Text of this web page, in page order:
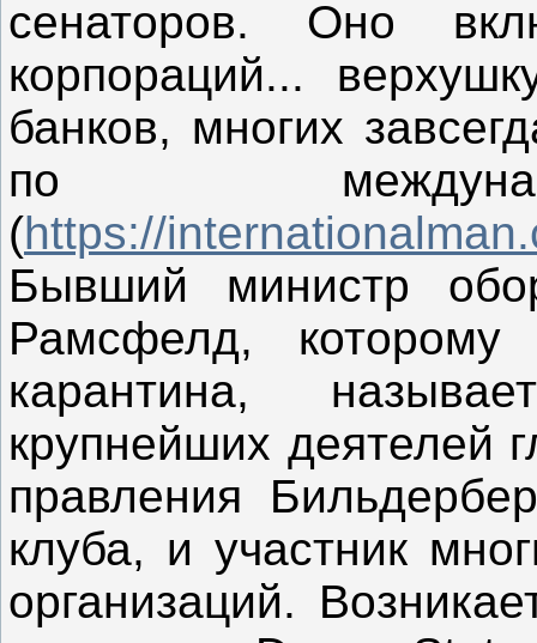
сенаторов. Оно
корпораций...
банков, многих
по
(https://
Бывший министр
Рамсфелд, которому
карантина,
крупнейших деятелей
правления
клуба, и участник
организаций.